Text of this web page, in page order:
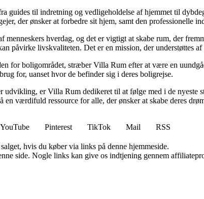
guides til indretning og vedligeholdelse af hjemmet til
der ønsker at forbedre sit hjem, samt den professionelle
hverdag, og det er vigtigt at skabe rum, der
påvirke livskvaliteten. Det er en mission, der understøttes
for boligområdet, stræber Villa Rum efter at være en
for, uanset hvor de befinder sig i deres boligrejse.
er Villa Rum dedikeret til at følge med i de
en værdifuld ressource for alle, der ønsker at skabe deres
YouTube Pinterest TikTok Mail
RSS
hvis du køber via links på denne hjemmeside.
side. Nogle links kan give os indtjening gennem